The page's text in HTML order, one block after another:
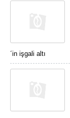
´in işgali altı